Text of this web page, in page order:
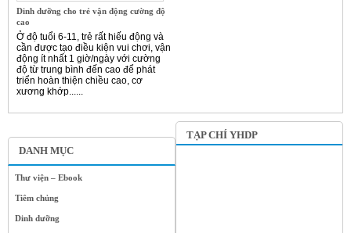
DANH MỤC
Thư viện – Ebook
Tiêm chủng
Dinh dưỡng
Dinh dưỡng cho trẻ vận động cường độ
cao
Ở độ tuổi 6-11, trẻ rất hiếu động và
cần được tạo điều kiện vui chơi, vận
động ít nhất 1 giờ/ngày với cường
độ từ trung bình đến cao để phát
triển hoàn thiện chiều cao, cơ
xương khớp......
TẠP CHÍ YHDP